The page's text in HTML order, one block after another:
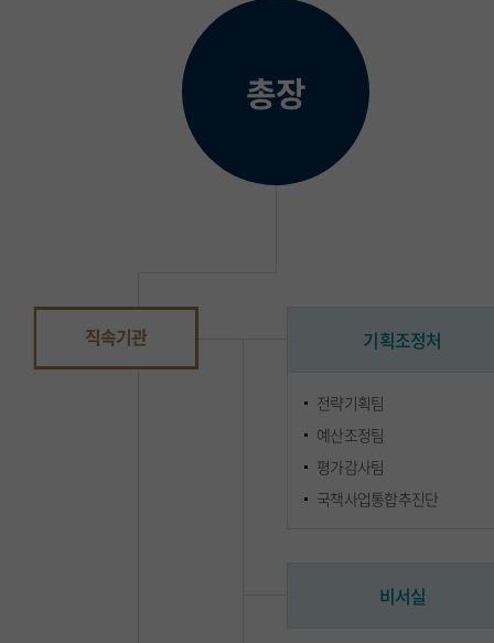
총장
직속기관 기획조정처
전략기획팀
예산조정팀
평가감사팀
국책사업통합추진단
비서실